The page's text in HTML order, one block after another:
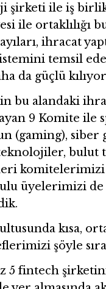
şirketi ile iş
ile ortaklılığı
ihracat
temsil
da güçlü
alandaki
9 Komite ile
(gaming),
üyelerimizi
kısa,
şöyle
fintech